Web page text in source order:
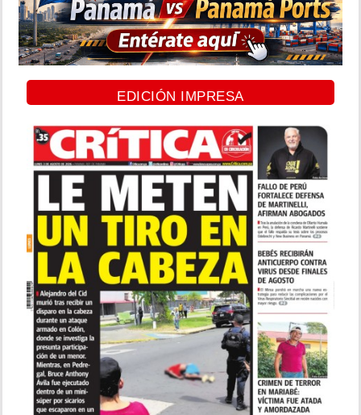
EDICIÓN IMPRESA